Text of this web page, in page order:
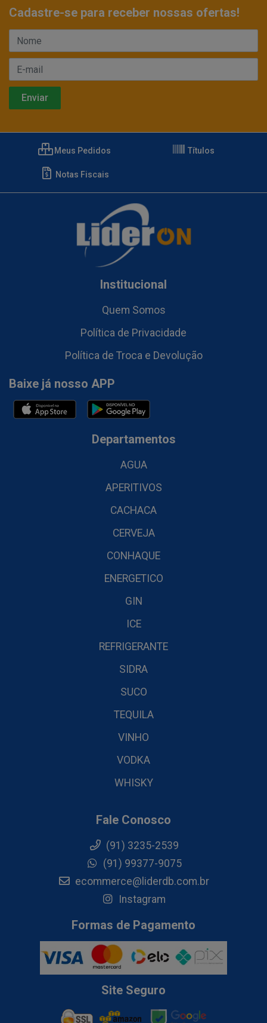
Cadastre-se para receber nossas ofertas!
Meus Pedidos Títulos
Notas Fiscais
Institucional
Quem Somos
Política de Privacidade
Política de Troca e Devolução
Baixe já nosso APP
Departamentos
AGUA
APERITIVOS
CACHACA
CERVEJA
CONHAQUE
ENERGETICO
GIN
ICE
REFRIGERANTE
SIDRA
SUCO
TEQUILA
VINHO
VODKA
WHISKY
Fale Conosco
(91) 3235-2539
(91) 99377-9075
ecommerce@liderdb.com.br
Instagram
Formas de Pagamento
Site Seguro